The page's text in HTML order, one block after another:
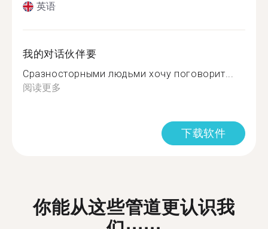
英语
我的对话伙伴要
Сразносторными людьми хочу поговорит...
阅读更多
下载软件
你能从这些管道更认识我